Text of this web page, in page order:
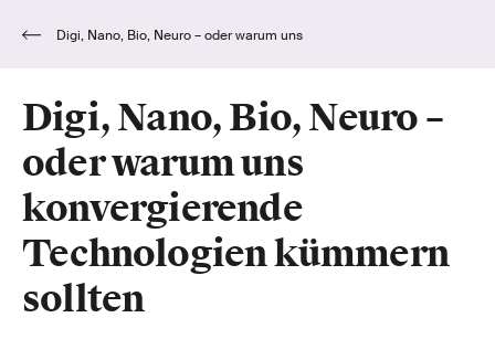
Digi, Nano, Bio, Neuro –
oder warum uns
konvergierende
Technologien kümmern
sollten